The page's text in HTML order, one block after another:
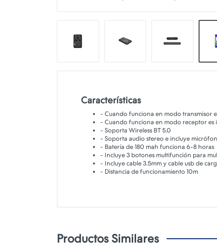
🤓MUNDO PC OFICINA🤓
Características
- Cuando funciona en modo transmisor
- Cuando funciona en modo receptor es
- Soporta Wireless BT 5.0
- Soporta audio stereo e incluye
- Batería de 180 mah funciona 6-8 horas
- Incluye 3 botones multifunción para
- Incluye cable 3.5mm y cable usb de
- Distancia de funcionamiento 10m
Productos Similares